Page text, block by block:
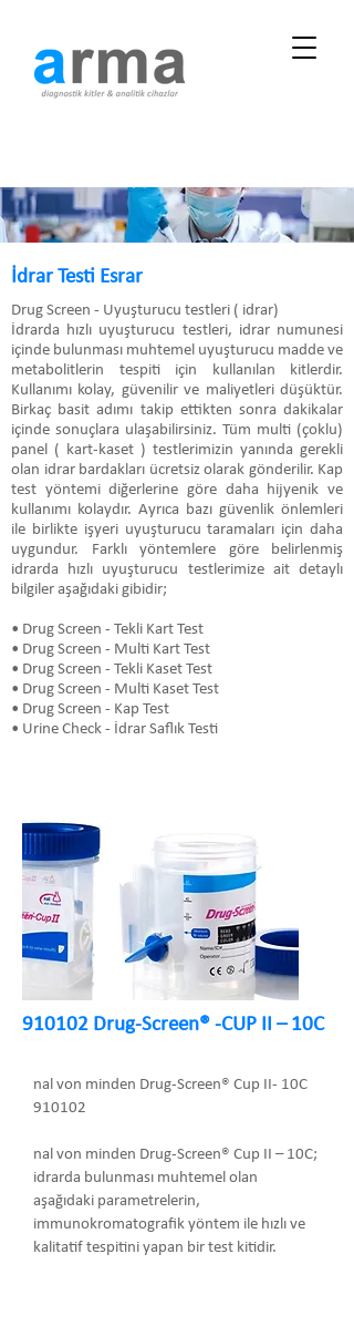
İdrar Testi Esrar
Drug Screen - Uyuşturucu testleri ( idrar)
İdrarda hızlı uyuşturucu testleri, idrar numunesi
içinde bulunması muhtemel uyuşturucu madde ve
metabolitlerin tespiti için kullanılan kitlerdir.
Kullanımı kolay, güvenilir ve maliyetleri düşüktür.
Birkaç basit adımı takip ettikten sonra dakikalar
içinde sonuçlara ulaşabilirsiniz. Tüm multi (çoklu)
panel ( kart-kaset ) testlerimizin yanında gerekli
olan idrar bardakları ücretsiz olarak gönderilir. Kap
test yöntemi diğerlerine göre daha hijyenik ve
kullanımı kolaydır. Ayrıca bazı güvenlik önlemleri
ile birlikte işyeri uyuşturucu taramaları için daha
uygundur. Farklı yöntemlere göre belirlenmiş
idrarda hızlı uyuşturucu testlerimize ait detaylı
bilgiler aşağıdaki gibidir;
• Drug Screen - Tekli Kart Test
• Drug Screen - Multi Kart Test
• Drug Screen - Tekli Kaset Test
• Drug Screen - Multi Kaset Test
• Drug Screen - Kap Test
• Urine Check - İdrar Saflık Testi
910102 Drug-Screen® -CUP II – 10C
nal von minden Drug-Screen® Cup II- 10C
910102
nal von minden Drug-Screen® Cup II – 10C;
idrarda bulunması muhtemel olan
aşağıdaki parametrelerin,
immunokromatografik yöntem ile hızlı ve
kalitatif tespitini yapan bir test kitidir.